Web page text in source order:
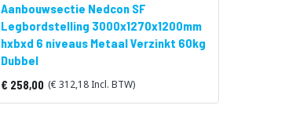
Aanbouwsectie Nedcon SF
Legbordstelling 3000x1270x1200mm
hxbxd 6 niveaus Metaal Verzinkt 60kg
Dubbel
Vanaf
258,00 312,18